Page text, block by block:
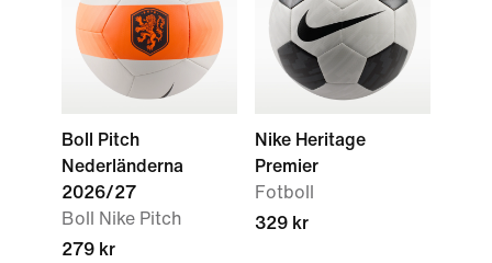
Boll Pitch
Nederländerna
2026/27
Boll Nike Pitch
279 kr
Nike Heritage
Premier
Fotboll
329 kr